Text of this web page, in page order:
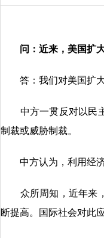
问：近来，美国扩
答：我们对美国扩大
中方一贯反对以民主
制裁或威胁制裁。
中方认为，利用经济
众所周知，近年来，
断提高。国际社会对此